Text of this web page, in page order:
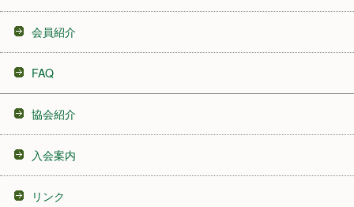
21:00
23:00
会員紹介
FAQ
協会紹介
入会案内
リンク